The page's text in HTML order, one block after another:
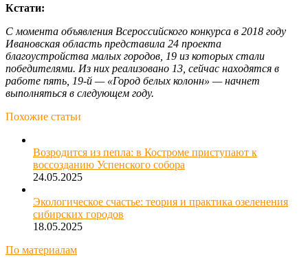
Кстати:
С момента объявления Всероссийского конкурса в 2018 году
Ивановская область представила 24 проекта
благоустройства малых городов, 19 из которых стали
победителями. Из них реализовано 13, сейчас находятся в
работе пять, 19-й — «Город белых колонн» — начнет
выполняться в следующем году.
Похожие статьи
Возродится из пепла: в Костроме приступают к
воссозданию Успенского собора
24.05.2025
Экологическое счастье: теория и практика озеленения
сибирских городов
18.05.2025
По материалам